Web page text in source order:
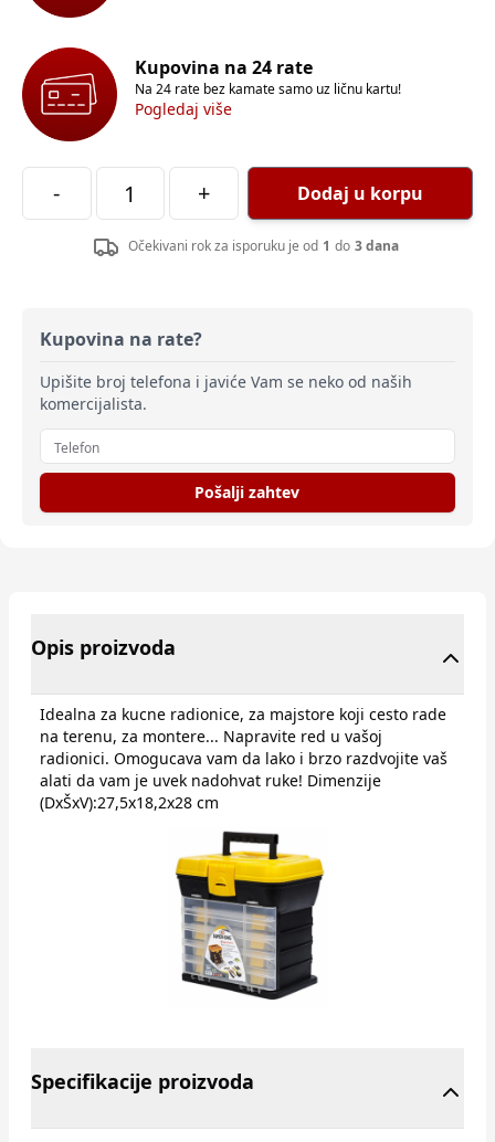
Kupovina na 24 rate
Na 24 rate bez kamate samo uz ličnu kartu!
Pogledaj više
- + Dodaj u korpu
Očekivani rok za isporuku je od 1 do 3 dana
Kupovina na rate?
Upišite broj telefona i javiće Vam se neko od naših
komercijalista.
Pošalji zahtev
Opis proizvoda
Idealna za kucne radionice, za majstore koji cesto rade
na terenu, za montere... Napravite red u vašoj
radionici. Omogucava vam da lako i brzo razdvojite vaš
alati da vam je uvek nadohvat ruke! Dimenzije
(DxŠxV):27,5x18,2x28 cm
Specifikacije proizvoda